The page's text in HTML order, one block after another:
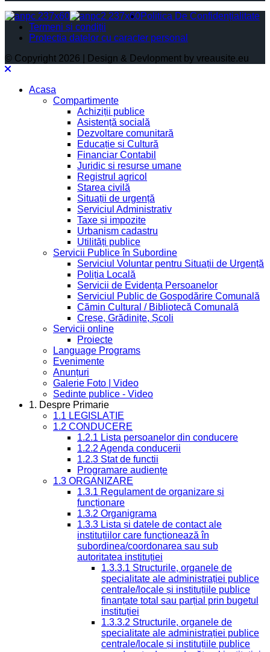
Politica De Confidențialitate
Termeni și condiții
Protectia datelor cu caracter personal
© Copyright 2026 | Design & Devlopment by vreausite.eu
Acasa
Compartimente
Achiziții publice
Asistență socială
Dezvoltare comunitară
Educație și Cultură
Financiar Contabil
Juridic si resurse umane
Registrul agricol
Starea civilă
Situații de urgență
Serviciul Administrativ
Taxe și impozite
Urbanism cadastru
Utilități publice
Servicii Publice în Subordine
Serviciul Voluntar pentru Situații de Urgență
Poliția Locală
Servicii de Evidența Persoanelor
Serviciul Public de Gospodărire Comunală
Cămin Cultural / Bibliotecă Comunală
Creșe, Grădinițe, Școli
Servicii online
Proiecte
Language Programs
Evenimente
Anunțuri
Galerie Foto | Video
Sedinte publice - Video
1. Despre Primarie
1.1 LEGISLAȚIE
1.2 CONDUCERE
1.2.1 Lista persoanelor din conducere
1.2.2 Agenda conducerii
1.2.3 Stat de functii
Programare audiențe
1.3 ORGANIZARE
1.3.1 Regulament de organizare și
funcționare
1.3.2 Organigrama
1.3.3 Lista și datele de contact ale
instituțiilor care funcționează în
subordinea/coordonarea sau sub
autoritatea instituției
1.3.3.1 Structurile, organele de
specialitate ale administrației publice
centrale/locale și instituțiile publice
finanțate total sau parțial prin bugetul
instituției
1.3.3.2 Structurile, organele de
specialitate ale administrației publice
centrale/locale și instituțiile publice